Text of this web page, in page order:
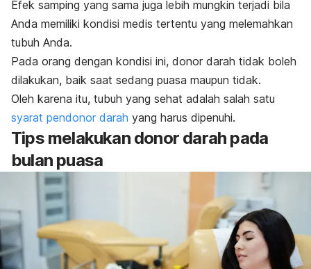
Efek samping yang sama juga lebih mungkin terjadi bila
Anda memiliki kondisi medis tertentu yang melemahkan
tubuh Anda.
Pada orang dengan kondisi ini, donor darah tidak boleh
dilakukan, baik saat sedang puasa maupun tidak.
Oleh karena itu, tubuh yang sehat adalah salah satu
syarat pendonor darah yang harus dipenuhi.
Tips melakukan donor darah pada
bulan puasa